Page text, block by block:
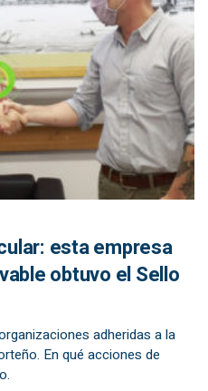
esta empresa
obtuvo el Sello
adheridas a la
En qué acciones de